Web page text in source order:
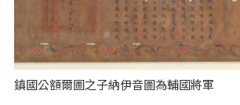
鎮國公額爾圖之子納伊音圖為輔國將軍